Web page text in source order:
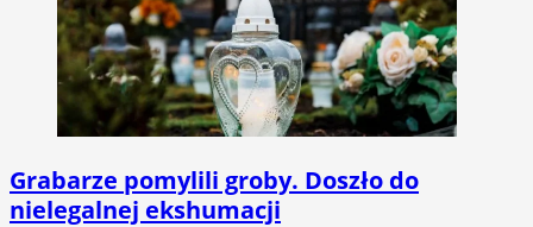
Grabarze pomylili groby. Doszło do
nielegalnej ekshumacji